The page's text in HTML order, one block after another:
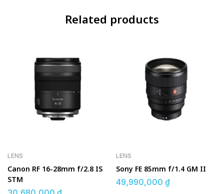
Related products
LENS
Canon RF 16-28mm f/2.8 IS
STM
LENS
Sony FE 85mm f/1.4 GM II
49,990,000 ₫